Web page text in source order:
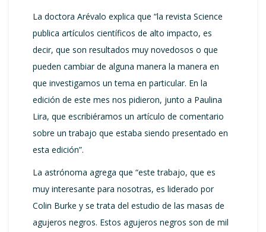
La doctora Arévalo explica que “la revista Science
publica artículos científicos de alto impacto, es
decir, que son resultados muy novedosos o que
pueden cambiar de alguna manera la manera en
que investigamos un tema en particular. En la
edición de este mes nos pidieron, junto a Paulina
Lira, que escribiéramos un artículo de comentario
sobre un trabajo que estaba siendo presentado en
esta edición”.
La astrónoma agrega que “este trabajo, que es
muy interesante para nosotras, es liderado por
Colin Burke y se trata del estudio de las masas de
agujeros negros. Estos agujeros negros son de mil